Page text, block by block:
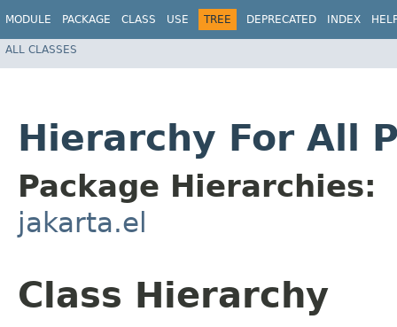
MODULE PACKAGE CLASS USE TREE DEPRECATED INDEX
ALL CLASSES
Hierarchy For All
Package Hierarchies:
jakarta.el
Class Hierarchy